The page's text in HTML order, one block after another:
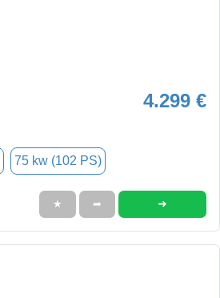
4.299 €
75 kw (102 PS)
★ ➦ ➜